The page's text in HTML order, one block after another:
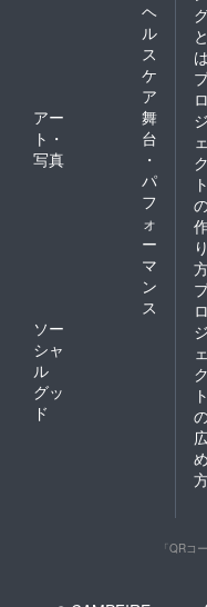
ヘ
ル
ス
ケ
ア
アー
ト・
写真
舞
台
・
パ
フ
ォ
ー
マ
ン
ス
ソー
シャ
ル
グッ
ド
と
は
ロ
ジ
ェ
ク
ト
り
ロ
ジ
ェ
ク
ト
め
「QRコ